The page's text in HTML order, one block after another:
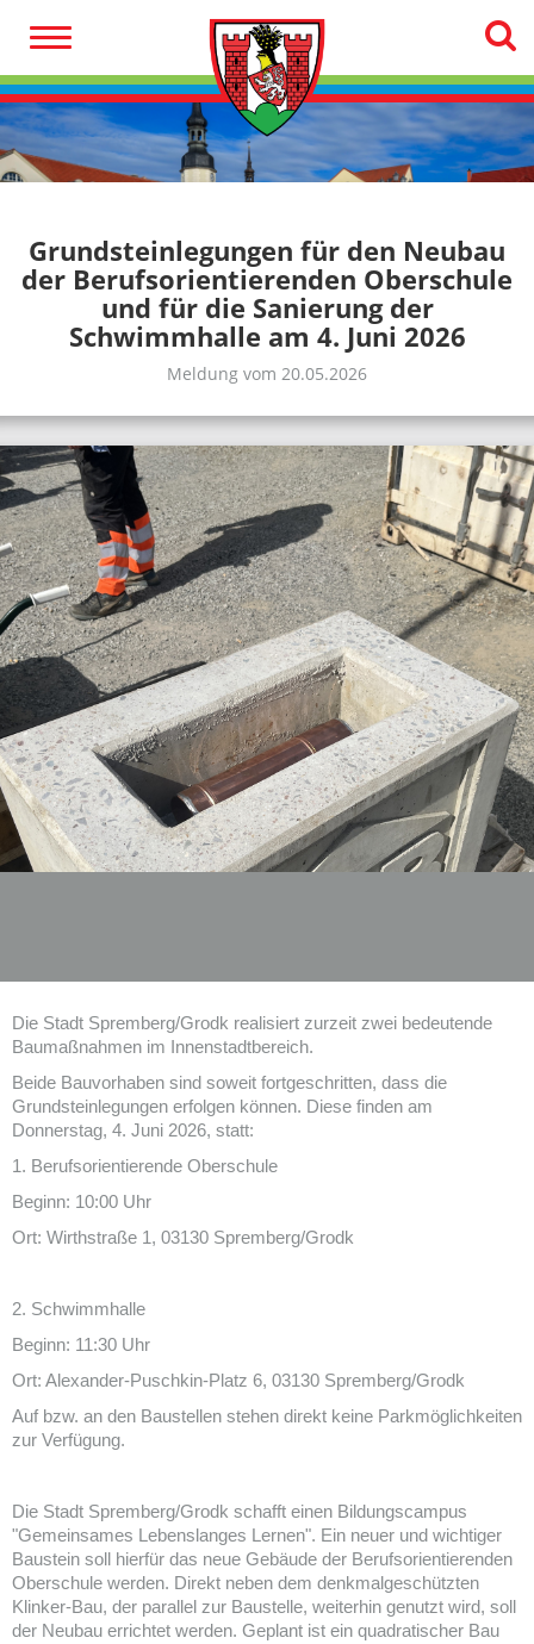
Grundsteinlegungen für den Neubau
der Berufsorientierenden Oberschule
und für die Sanierung der
Schwimmhalle am 4. Juni 2026
Meldung vom 20.05.2026
Die Stadt Spremberg/Grodk realisiert zurzeit zwei bedeutende
Baumaßnahmen im Innenstadtbereich.
Beide Bauvorhaben sind soweit fortgeschritten, dass die
Grundsteinlegungen erfolgen können. Diese finden am
Donnerstag, 4. Juni 2026, statt:
1. Berufsorientierende Oberschule
Beginn: 10:00 Uhr
Ort: Wirthstraße 1, 03130 Spremberg/Grodk
2. Schwimmhalle
Beginn: 11:30 Uhr
Ort: Alexander-Puschkin-Platz 6, 03130 Spremberg/Grodk
Auf bzw. an den Baustellen stehen direkt keine Parkmöglichkeiten
zur Verfügung.
Die Stadt Spremberg/Grodk schafft einen Bildungscampus
"Gemeinsames Lebenslanges Lernen". Ein neuer und wichtiger
Baustein soll hierfür das neue Gebäude der Berufsorientierenden
Oberschule werden. Direkt neben dem denkmalgeschützten
Klinker-Bau, der parallel zur Baustelle, weiterhin genutzt wird, soll
der Neubau errichtet werden. Geplant ist ein quadratischer Bau